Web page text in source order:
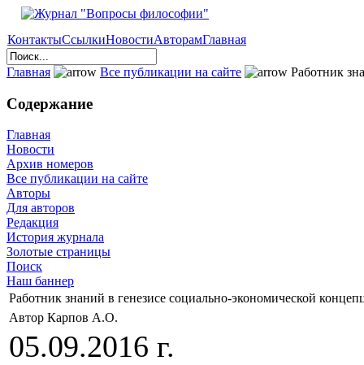
КонтактыСсылкиНовостиАвторамГлавная
Главная Все публикации на сайте Работник
Содержание
Главная
Новости
Архив номеров
Все публикации на сайте
Авторы
Для авторов
Редакция
История журнала
Золотые страницы
Поиск
Наш баннер
Работник знаний в генезисе социально-экономической
Автор Карпов А.О.
05.09.2016 г.